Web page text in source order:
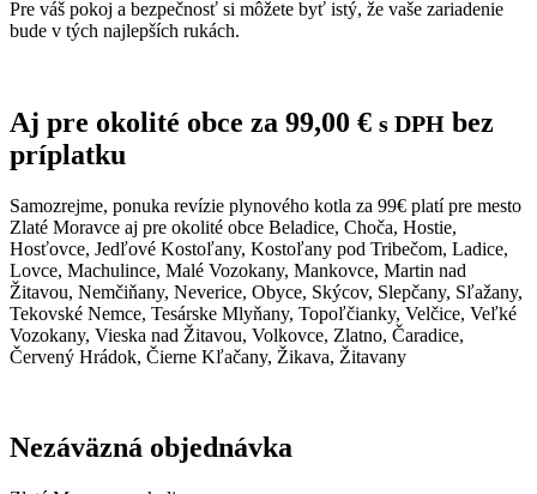
Pre váš pokoj a bezpečnosť si môžete byť istý, že vaše zariadenie
bude v tých najlepších rukách.
Aj pre okolité obce za 99,00 € s DPH bez
príplatku
Samozrejme, ponuka revízie plynového kotla za 99€ platí pre mesto
Zlaté Moravce aj pre okolité obce Beladice, Choča, Hostie,
Hosťovce, Jedľové Kostoľany, Kostoľany pod Tribečom, Ladice,
Lovce, Machulince, Malé Vozokany, Mankovce, Martin nad
Žitavou, Nemčiňany, Neverice, Obyce, Skýcov, Slepčany, Sľažany,
Tekovské Nemce, Tesárske Mlyňany, Topoľčianky, Velčice, Veľké
Vozokany, Vieska nad Žitavou, Volkovce, Zlatno, Čaradice,
Červený Hrádok, Čierne Kľačany, Žikava, Žitavany
Nezáväzná objednávka